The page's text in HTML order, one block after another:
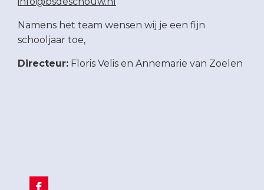
Namens het team wensen wij je een fijn
schooljaar toe,
Directeur: Floris Velis en Annemarie van Zoelen